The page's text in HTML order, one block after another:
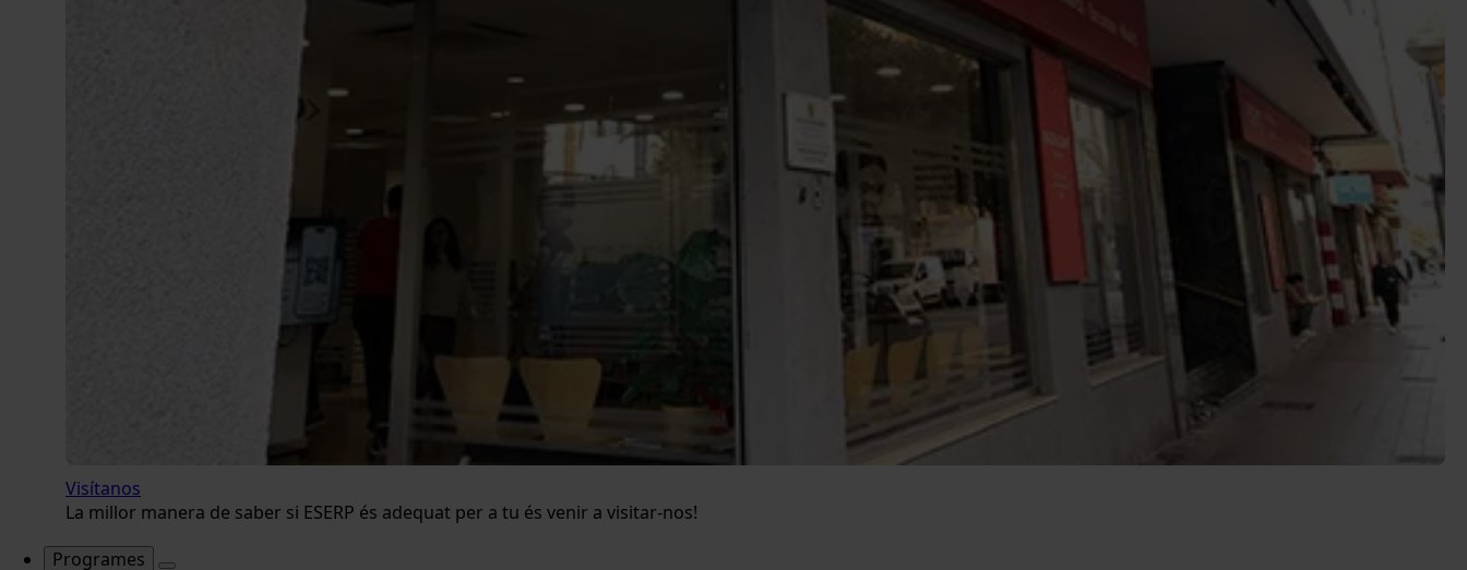
Visítanos
La millor manera de saber si ESERP és adequat per a tu és venir a visitar-nos!
Programes